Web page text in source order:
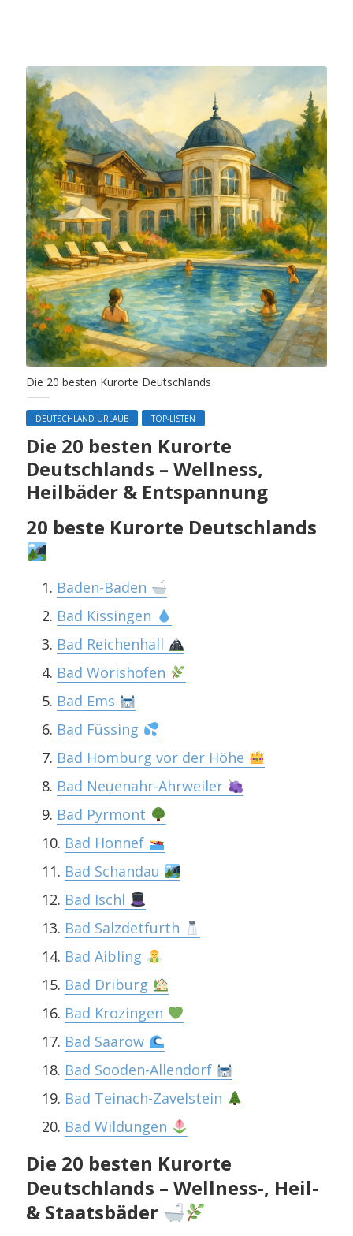
Die 20 besten Kurorte Deutschlands
DEUTSCHLAND URLAUB TOP-LISTEN
Die 20 besten Kurorte
Deutschlands – Wellness,
Heilbäder & Entspannung
20 beste Kurorte Deutschlands
Baden-Baden
Bad Kissingen
Bad Reichenhall
Bad Wörishofen
Bad Ems
Bad Füssing
Bad Homburg vor der Höhe
Bad Neuenahr-Ahrweiler
Bad Pyrmont
Bad Honnef
Bad Schandau
Bad Ischl
Bad Salzdetfurth
Bad Aibling
Bad Driburg
Bad Krozingen
Bad Saarow
Bad Sooden-Allendorf
Bad Teinach-Zavelstein
Bad Wildungen
Die 20 besten Kurorte
Deutschlands – Wellness-, Heil-
& Staatsbäder